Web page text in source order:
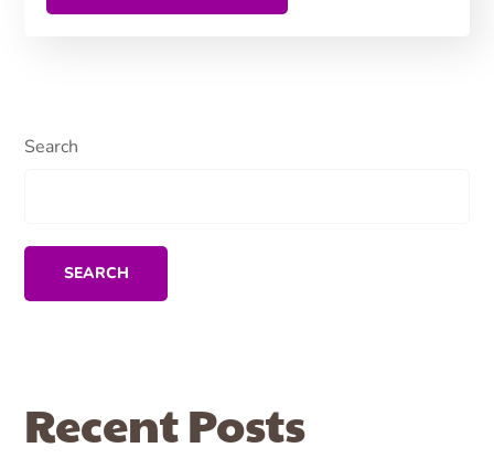
Search
SEARCH
Recent Posts